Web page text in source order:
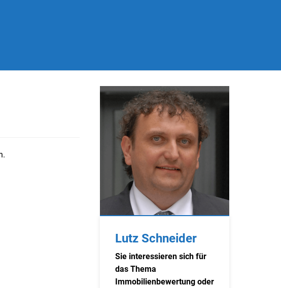
Lutz Schneider
Sie interessieren sich für
das Thema
Immobilienbewertung oder